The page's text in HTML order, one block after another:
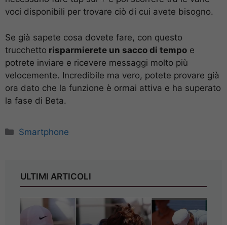
voci disponibili per trovare ciò di cui avete bisogno.
Se già sapete cosa dovete fare, con questo
trucchetto risparmierete un sacco di tempo e
potrete inviare e ricevere messaggi molto più
velocemente. Incredibile ma vero, potete provare già
ora dato che la funzione è ormai attiva e ha superato
la fase di Beta.
Categorie
Smartphone
ULTIMI ARTICOLI